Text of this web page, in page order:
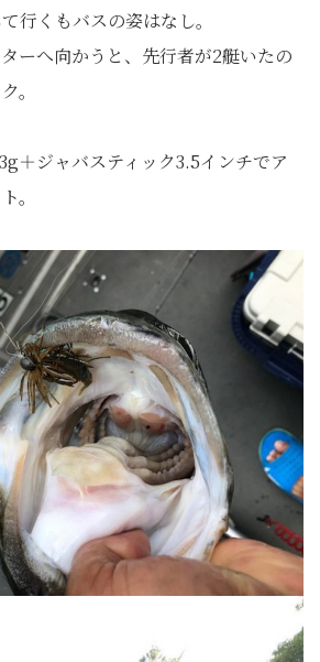
行くもバスの姿はなし。
ーへ向かうと、先行者が2艇いたの
。
＋ジャバスティック3.5インチでア
。